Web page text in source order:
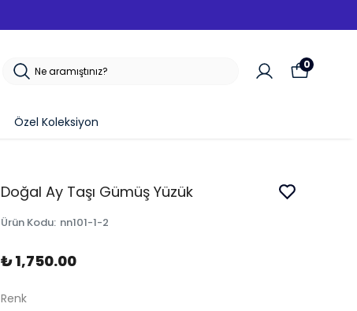
Özel Koleksiyon
0
Doğal Ay Taşı Gümüş Yüzük
Ürün Kodu: nn101-1-2
₺ 1,750.00
Renk